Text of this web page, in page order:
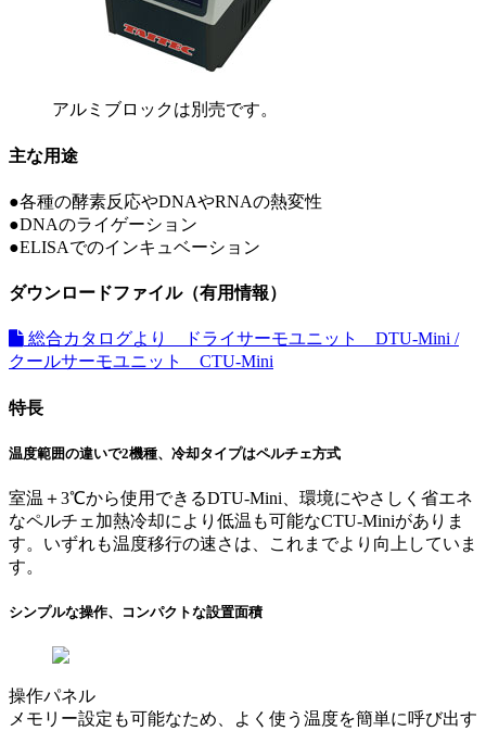
アルミブロックは別売です。
主な用途
●各種の酵素反応やDNAやRNAの熱変性
●DNAのライゲーション
●ELISAでのインキュベーション
ダウンロードファイル（有用情報）
総合カタログより ドライサーモユニット DTU-Mini /
クールサーモユニット CTU-Mini
特長
温度範囲の違いで2機種、冷却タイプはペルチェ方式
室温＋3℃から使用できるDTU-Mini、環境にやさしく省エネ
なペルチェ加熱冷却により低温も可能なCTU-Miniがありま
す。いずれも温度移行の速さは、これまでより向上していま
す。
シンプルな操作、コンパクトな設置面積
操作パネル
メモリー設定も可能なため、よく使う温度を簡単に呼び出す